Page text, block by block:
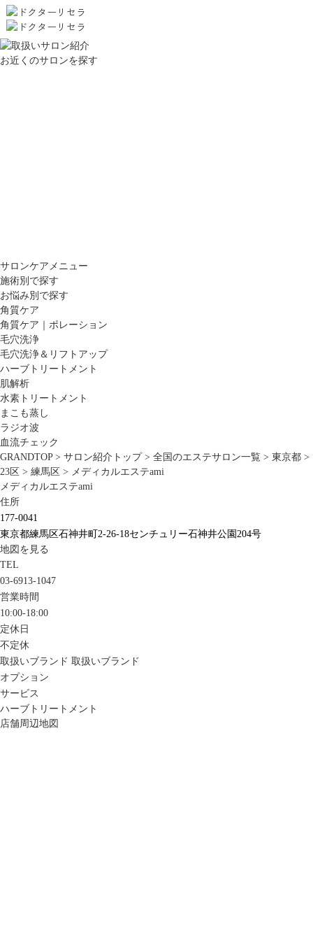
お近くのサロンを探す
サロンケアメニュー
施術別で探す
お悩み別で探す
角質ケア
角質ケア｜ポレーション
毛穴洗浄
毛穴洗浄＆リフトアップ
ハーブトリートメント
肌解析
水素トリートメント
まこも蒸し
ラジオ波
血流チェック
GRANDTOP > サロン紹介トップ > 全国のエステサロン一覧 > 東京都 >
23区 > 練馬区 > メディカルエステami
メディカルエステami
住所
177-0041
東京都練馬区石神井町2-26-18センチュリー石神井公園204号
地図を見る
TEL
03-6913-1047
営業時間
10:00-18:00
定休日
不定休
取扱いブランド 取扱いブランド
オプション
サービス
ハーブトリートメント
店舗周辺地図